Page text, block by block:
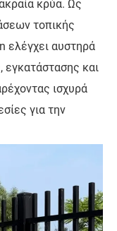
κρύα. Ως
τοπικής
ελέγχει αυστηρά
εγκατάστασης και
ισχυρά
για την